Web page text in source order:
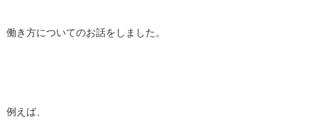
働き方についてのお話をしました。
例えば、